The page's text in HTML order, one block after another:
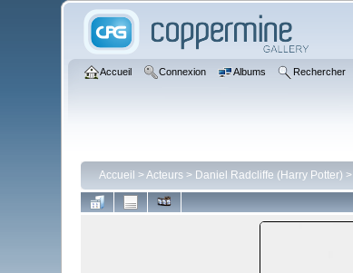
Accueil Connexion Albums Rechercher
Accueil >Acteurs> Daniel Radcliffe (Harry Potter) >